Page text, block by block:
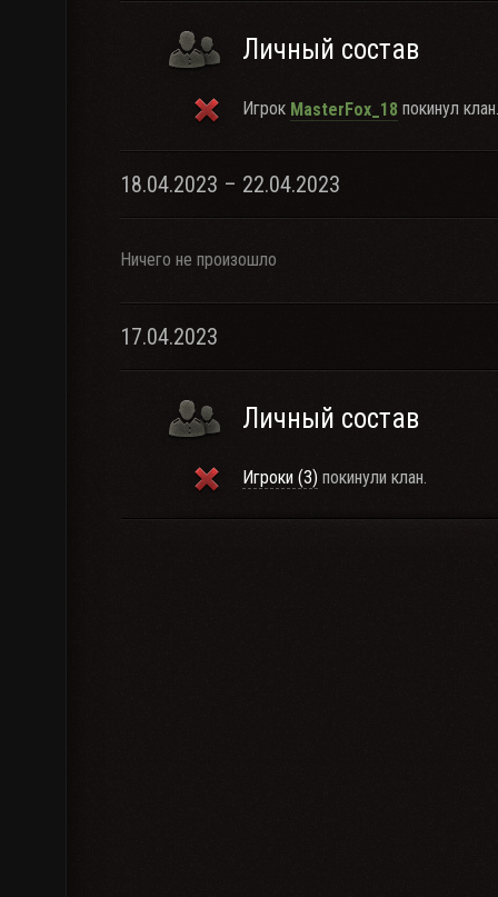
Личный состав
Игрок MasterFox_18 покинул клан.
18.04.2023 – 22.04.2023
Ничего не произошло
17.04.2023
Личный состав
Игроки (3) покинули клан.